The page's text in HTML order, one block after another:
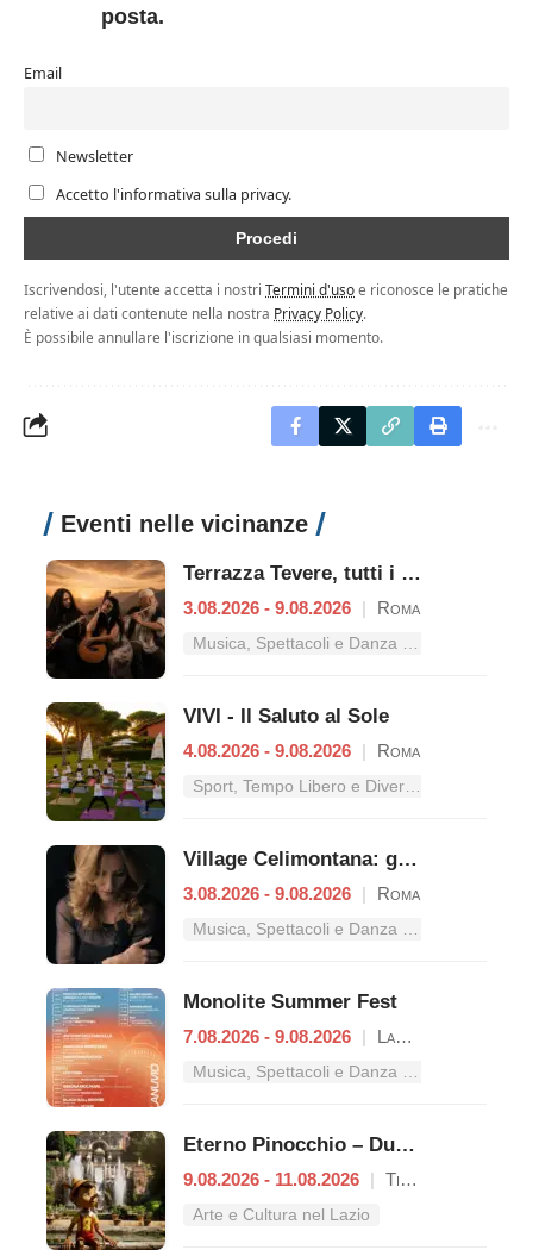
posta.
Email
Newsletter
Accetto l'informativa sulla privacy.
Iscrivendosi, l'utente accetta i nostri Termini d'usoe riconosce le pratiche
relative ai dati contenute nella nostra Privacy Policy.
È possibile annullare l'iscrizione in qualsiasi momento.
Eventi nelle vicinanze
Terrazza Tevere, tutti i concerti dal 3 al 9 agosto
3.08.2026 - 9.08.2026 | Roma
VIVI - Il Saluto al Sole
4.08.2026 - 9.08.2026 | Roma
Village Celimontana: gli appuntamenti dal 3 al 9 agosto
3.08.2026 - 9.08.2026 | Roma
Monolite Summer Fest
7.08.2026 - 9.08.2026 | Lanuvio
Eterno Pinocchio – Duecento anni di Collodi
9.08.2026 - 11.08.2026 | Tivoli
Arte e Cultura nel Lazio